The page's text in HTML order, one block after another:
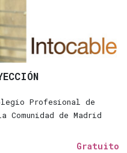
Profesional de
Comunidad de Madrid
Gratuito